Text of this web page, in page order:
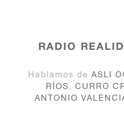
RADIO
Hablamos de ASLI
RÍOS, CURRO
ANTONIO